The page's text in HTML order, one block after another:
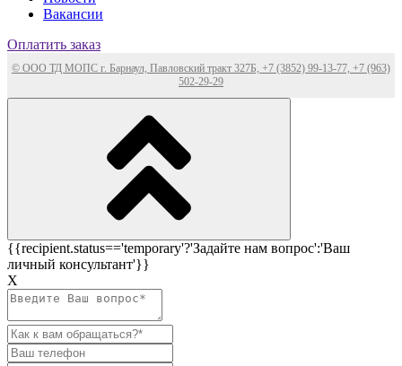
Вакансии
Оплатить заказ
© ООО ТД МОПС г. Барнаул, Павловский тракт 327Б, +7 (3852) 99-13-77, +7 (963)
502-29-29
{{recipient.status=='temporary'?'Задайте нам вопрос':'Ваш
личный консультант'}}
Х